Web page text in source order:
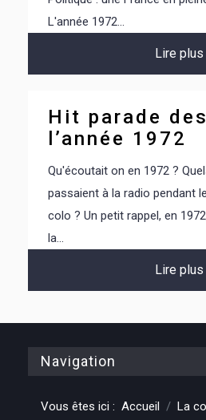
L'année 1972...
Lire plus
Hit parade
l’année 1972
Qu'écoutait on en 1972 ?
passaient à la radio pendant
colo ? Un petit rappel, en
la...
Lire plus
Navigation
Vous êtes ici : Accueil La